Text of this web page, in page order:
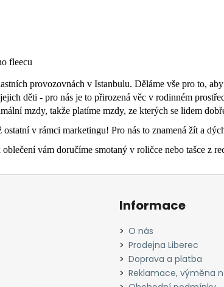
fleecu
provozovnách v Istanbulu. Děláme vše pro to,
jejich děti - pro nás je to přirozená věc v rodinném
mzdy, takže platíme mzdy, ze kterých se lidem
v rámci marketingu! Pro nás to znamená žít a
vám doručíme smotaný v roličce nebo tašce z
Informace
O nás
Prodejna Liberec
Doprava a platba
Reklamace, výměna